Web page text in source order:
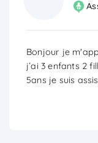
Bonjour je
j’ai 3 enfants 2
5ans je suis